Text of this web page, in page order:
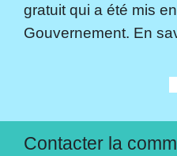
gratuit qui a été mis
Gouvernement. En
Contacter la